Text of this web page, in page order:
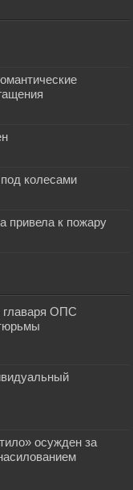
колесами
привела к пожару
главаря ОПС
осужден за